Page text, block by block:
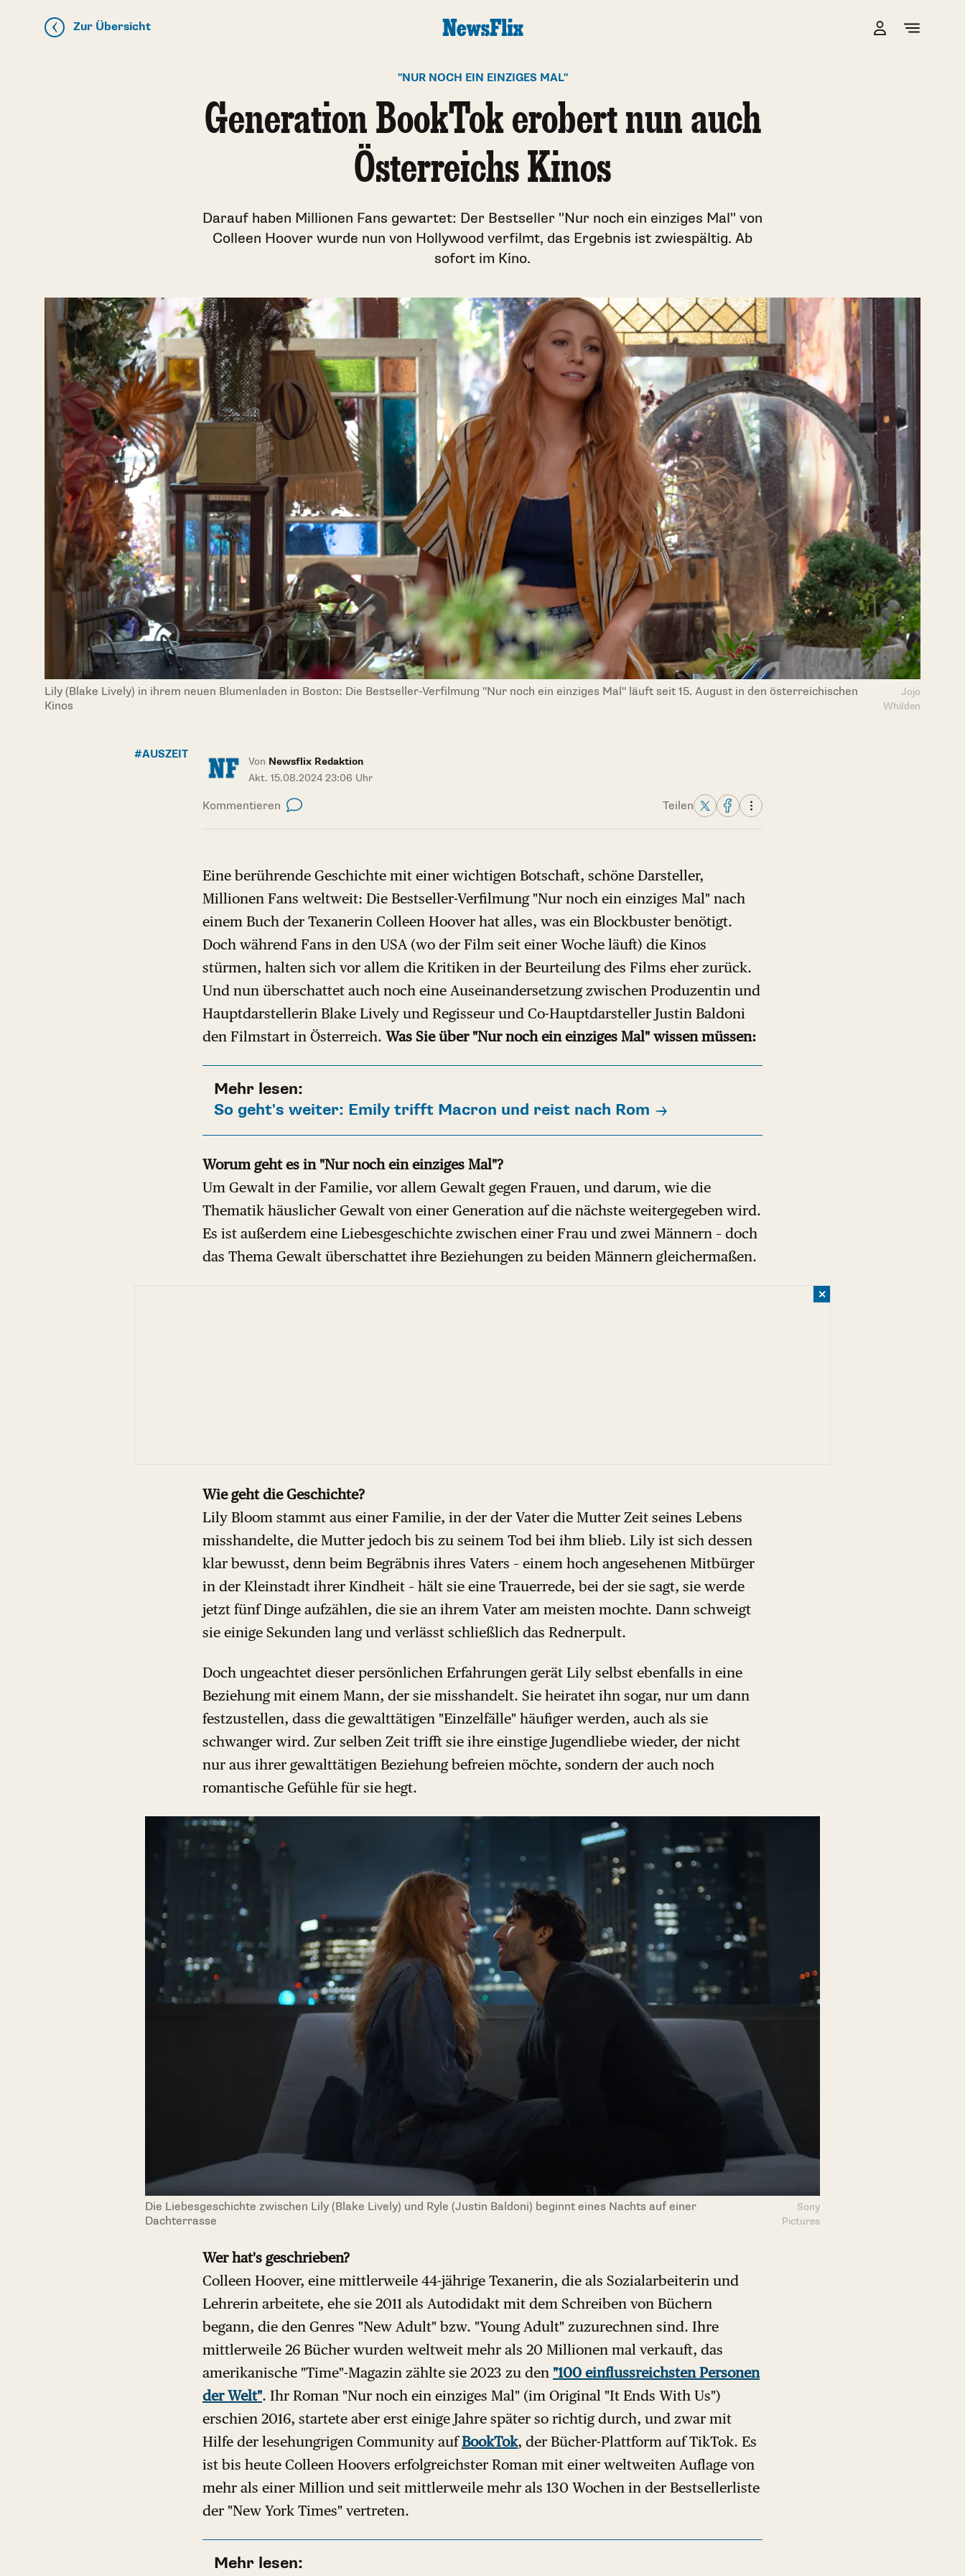
Zur Übersicht
"NUR NOCH EIN EINZIGES MAL"
Generation BookTok erobert nun auch
Österreichs Kinos
Darauf haben Millionen Fans gewartet: Der Bestseller "Nur noch ein einziges Mal" von
Colleen Hoover wurde nun von Hollywood verfilmt, das Ergebnis ist zwiespältig. Ab
sofort im Kino.
Lily (Blake Lively) in ihrem neuen Blumenladen in Boston: Die Bestseller-Verfilmung "Nur noch ein einziges Mal" läuft seit 15. August in den österreichischen
Kinos
Jojo
Whilden
#AUSZEIT
Von Newsflix Redaktion
Akt. 15.08.2024 23:06 Uhr
Kommentieren Teilen
Eine berührende Geschichte mit einer wichtigen Botschaft, schöne Darsteller,
Millionen Fans weltweit: Die Bestseller-Verfilmung "Nur noch ein einziges Mal" nach
einem Buch der Texanerin Colleen Hoover hat alles, was ein Blockbuster benötigt.
Doch während Fans in den USA (wo der Film seit einer Woche läuft) die Kinos
stürmen, halten sich vor allem die Kritiken in der Beurteilung des Films eher zurück.
Und nun überschattet auch noch eine Auseinandersetzung zwischen Produzentin und
Hauptdarstellerin Blake Lively und Regisseur und Co-Hauptdarsteller Justin Baldoni
den Filmstart in Österreich. Was Sie über "Nur noch ein einziges Mal" wissen müssen:
Mehr lesen:
So geht's weiter: Emily trifft Macron und reist nach Rom
Worum geht es in "Nur noch ein einziges Mal"?
Um Gewalt in der Familie, vor allem Gewalt gegen Frauen, und darum, wie die
Thematik häuslicher Gewalt von einer Generation auf die nächste weitergegeben wird.
Es ist außerdem eine Liebesgeschichte zwischen einer Frau und zwei Männern – doch
das Thema Gewalt überschattet ihre Beziehungen zu beiden Männern gleichermaßen.
✕
Wie geht die Geschichte?
Lily Bloom stammt aus einer Familie, in der der Vater die Mutter Zeit seines Lebens
misshandelte, die Mutter jedoch bis zu seinem Tod bei ihm blieb. Lily ist sich dessen
klar bewusst, denn beim Begräbnis ihres Vaters – einem hoch angesehenen Mitbürger
in der Kleinstadt ihrer Kindheit – hält sie eine Trauerrede, bei der sie sagt, sie werde
jetzt fünf Dinge aufzählen, die sie an ihrem Vater am meisten mochte. Dann schweigt
sie einige Sekunden lang und verlässt schließlich das Rednerpult.
Doch ungeachtet dieser persönlichen Erfahrungen gerät Lily selbst ebenfalls in eine
Beziehung mit einem Mann, der sie misshandelt. Sie heiratet ihn sogar, nur um dann
festzustellen, dass die gewalttätigen "Einzelfälle" häufiger werden, auch als sie
schwanger wird. Zur selben Zeit trifft sie ihre einstige Jugendliebe wieder, der nicht
nur aus ihrer gewalttätigen Beziehung befreien möchte, sondern der auch noch
romantische Gefühle für sie hegt.
Die Liebesgeschichte zwischen Lily (Blake Lively) und Ryle (Justin Baldoni) beginnt eines Nachts auf einer
Dachterrasse
Sony
Pictures
Wer hat's geschrieben?
Colleen Hoover, eine mittlerweile 44-jährige Texanerin, die als Sozialarbeiterin und
Lehrerin arbeitete, ehe sie 2011 als Autodidakt mit dem Schreiben von Büchern
begann, die den Genres "New Adult" bzw. "Young Adult" zuzurechnen sind. Ihre
mittlerweile 26 Bücher wurden weltweit mehr als 20 Millionen mal verkauft, das
amerikanische "Time"-Magazin zählte sie 2023 zu den "100 einflussreichsten Personen
der Welt". Ihr Roman "Nur noch ein einziges Mal" (im Original "It Ends With Us")
erschien 2016, startete aber erst einige Jahre später so richtig durch, und zwar mit
Hilfe der lesehungrigen Community aufBookTok, der Bücher-Plattform auf TikTok. Es
ist bis heute Colleen Hoovers erfolgreichster Roman mit einer weltweiten Auflage von
mehr als einer Million und seit mittlerweile mehr als 130 Wochen in der Bestsellerliste
der "New York Times" vertreten.
Mehr lesen: